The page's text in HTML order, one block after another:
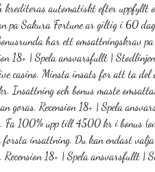
automatiskt efter uppfyllt
pa Sakura Fortune ar giltig i 60
har ett omsattningskrav pa
18+ | Spela ansvarsfullt |
casino. Minsta insats for att ta del
och bonus maste
goras. Recension 18+ | Spela
Fa 100% upp till 4500 kr i bonus
insattning. Du kan endast
18+ | Spela ansvarsfullt |